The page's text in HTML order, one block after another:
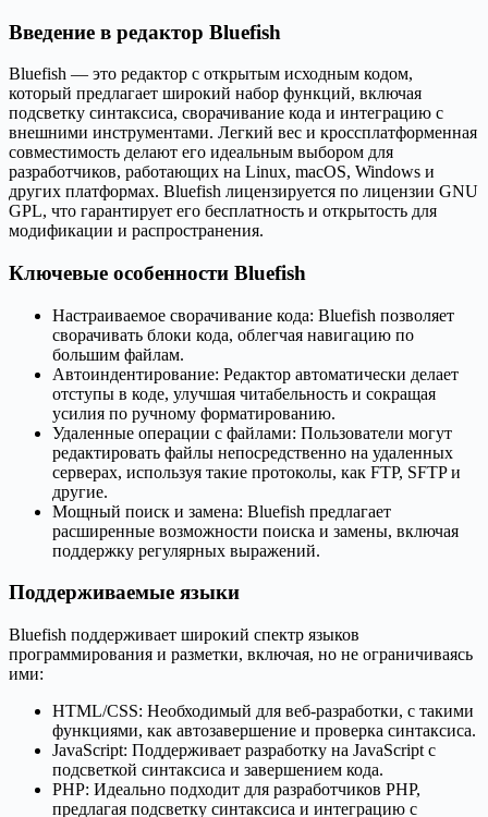
Введение в редактор Bluefish
Bluefish — это редактор с открытым исходным кодом,
который предлагает широкий набор функций, включая
подсветку синтаксиса, сворачивание кода и интеграцию с
внешними инструментами. Легкий вес и кроссплатформенная
совместимость делают его идеальным выбором для
разработчиков, работающих на Linux, macOS, Windows и
других платформах. Bluefish лицензируется по лицензии GNU
GPL, что гарантирует его бесплатность и открытость для
модификации и распространения.
Ключевые особенности Bluefish
Настраиваемое сворачивание кода: Bluefish позволяет
сворачивать блоки кода, облегчая навигацию по
большим файлам.
Автоиндентирование: Редактор автоматически делает
отступы в коде, улучшая читабельность и сокращая
усилия по ручному форматированию.
Удаленные операции с файлами: Пользователи могут
редактировать файлы непосредственно на удаленных
серверах, используя такие протоколы, как FTP, SFTP и
другие.
Мощный поиск и замена: Bluefish предлагает
расширенные возможности поиска и замены, включая
поддержку регулярных выражений.
Поддерживаемые языки
Bluefish поддерживает широкий спектр языков
программирования и разметки, включая, но не ограничиваясь
ими:
HTML/CSS: Необходимый для веб-разработки, с такими
функциями, как автозавершение и проверка синтаксиса.
JavaScript: Поддерживает разработку на JavaScript с
подсветкой синтаксиса и завершением кода.
PHP: Идеально подходит для разработчиков PHP,
предлагая подсветку синтаксиса и интеграцию с